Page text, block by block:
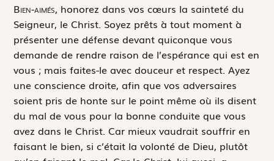
Bien-aimés, honorez dans vos cœurs la sainteté du
Seigneur, le Christ. Soyez prêts à tout moment à
présenter une défense devant quiconque vous
demande de rendre raison de l’espérance qui est en
vous ; mais faites-le avec douceur et respect. Ayez
une conscience droite, afin que vos adversaires
soient pris de honte sur le point même où ils disent
du mal de vous pour la bonne conduite que vous
avez dans le Christ. Car mieux vaudrait souffrir en
faisant le bien, si c’était la volonté de Dieu, plutôt